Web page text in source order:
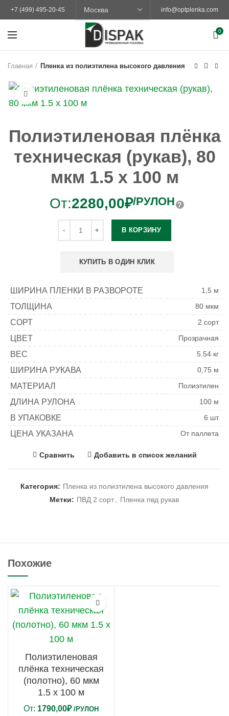
+7 (499) 495-20-45 info@optplenka.com
0
Главная Пленка из полиэтилена высокого давления
Увеличить
Полиэтиленовая плёнка
техническая (рукав), 80
мкм 1.5 х 100 м
От:2280,00₽/РУЛОН
В КОРЗИНУ
КУПИТЬ В ОДИН КЛИК
ШИРИНА ПЛЕНКИ В РАЗВОРОТЕ 1,5 м
ТОЛЩИНА 80 мкм
СОРТ 2 сорт
ЦВЕТ Прозрачная
ВЕС 5.54 кг
ШИРИНА РУКАВА 0,75 м
МАТЕРИАЛ Полиэтилен
ДЛИНА РУЛОНА 100 м
В УПАКОВКЕ 6 шт
ЦЕНА УКАЗАНА От паллета
Сравнить Добавить в список желаний
Категория: Пленка из полиэтилена высокого давления
Метки: ПВД 2 сорт Пленка пвд рукав
Похожие
Полиэтиленовая
плёнка техническая
(полотно), 60 мкм
1.5 х 100 м
От: 1790,00₽ /РУЛОН